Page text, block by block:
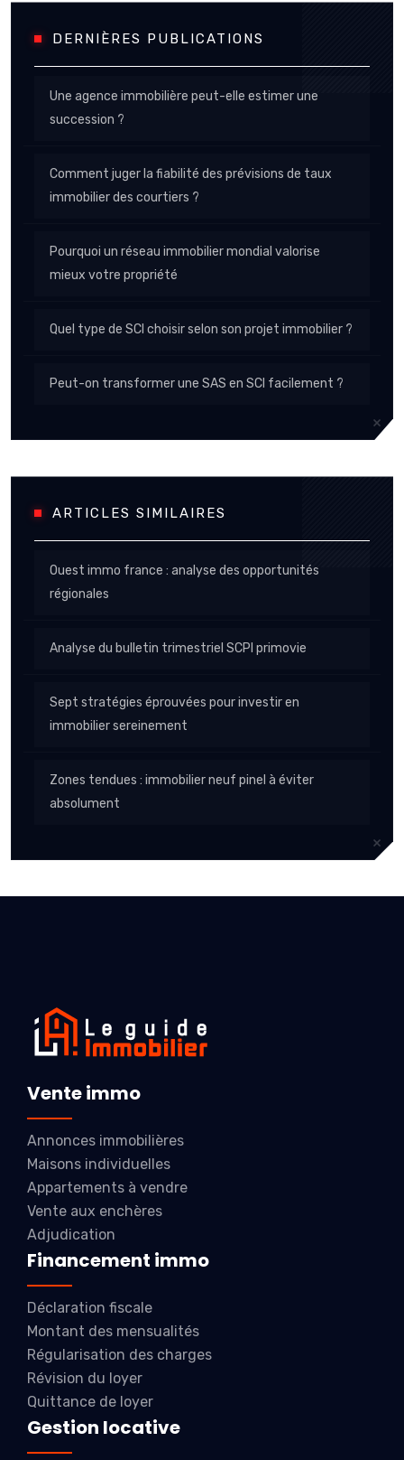
DERNIÈRES PUBLICATIONS
Une agence immobilière peut-elle estimer une
succession ?
Comment juger la fiabilité des prévisions de taux
immobilier des courtiers ?
Pourquoi un réseau immobilier mondial valorise
mieux votre propriété
Quel type de SCI choisir selon son projet immobilier ?
Peut-on transformer une SAS en SCI facilement ?
ARTICLES SIMILAIRES
Ouest immo france : analyse des opportunités
régionales
Analyse du bulletin trimestriel SCPI primovie
Sept stratégies éprouvées pour investir en
immobilier sereinement
Zones tendues : immobilier neuf pinel à éviter
absolument
Vente immo
Annonces immobilières
Maisons individuelles
Appartements à vendre
Vente aux enchères
Adjudication
Financement immo
Déclaration fiscale
Montant des mensualités
Régularisation des charges
Révision du loyer
Quittance de loyer
Gestion locative